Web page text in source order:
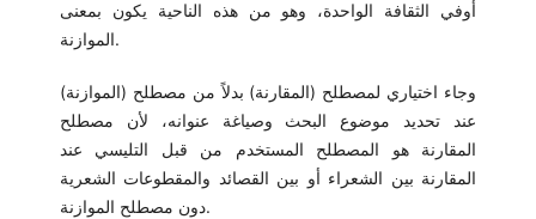
أوفي الثقافة الواحدة، وهو من هذه الناحية يكون بمعنى
الموازنة.
وجاء اختياري لمصطلح (المقارنة) بدلاً من مصطلح (الموازنة)
عند تحديد موضوع البحث وصياغة عنوانه، لأن مصطلح
المقارنة هو المصطلح المستخدم من قبل التليسي عند
المقارنة بين الشعراء أو بين القصائد والمقطوعات الشعرية
دون مصطلح الموازنة.